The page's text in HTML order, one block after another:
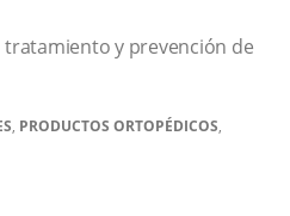
y prevención de
, PRODUCTOS ORTOPÉDICOS,